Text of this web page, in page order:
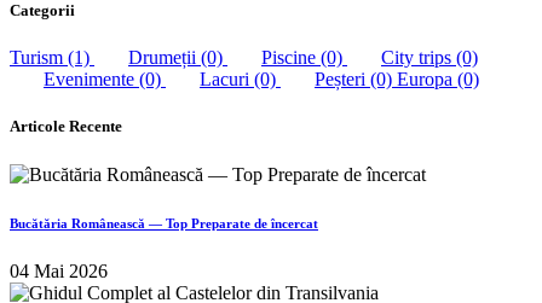
Categorii
Turism (1) Drumeții (0) Piscine (0) City trips (0)
Evenimente (0) Lacuri (0) Peșteri (0) Europa (0)
Articole Recente
Bucătăria Românească — Top Preparate de încercat
04 Mai 2026